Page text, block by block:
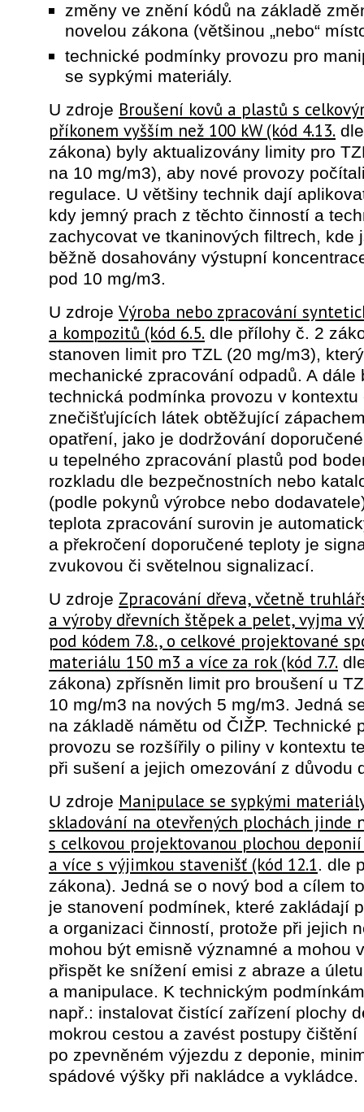
změny ve znění kódů na základě
novelou zákona (většinou „nebo“
technické podmínky provozu pro
se sypkými materiály.
U zdroje Broušení kovů a plastů s
příkonem vyšším než 100 kW (kód 4.13.
zákona) byly aktualizovány limity pro
na 10 mg/m3), aby nové provozy
regulace. U většiny technik dají
kdy jemný prach z těchto činností a
zachycovat ve tkaninových filtrech, kde
běžně dosahovány výstupní
pod 10 mg/m3.
U zdroje Výroba nebo zpracování
a kompozitů (kód 6.5. dle přílohy č. 2
stanoven limit pro TZL (20 mg/m3),
mechanické zpracování odpadů. A dále
technická podmínka provozu v
znečišťujících látek obtěžující
opatření, jako je dodržování
u tepelného zpracování plastů pod
rozkladu dle bezpečnostních nebo
(podle pokynů výrobce nebo
teplota zpracování surovin je
a překročení doporučené teploty je
zvukovou či světelnou signalizací.
U zdroje Zpracování dřeva, včetně
a výroby dřevních štěpek a pelet, vyjma
pod kódem 7.8., o celkové projektované
materiálu 150 m3 a více za rok (kód 7.7.
zákona) zpřísněn limit pro broušení u
10 mg/m3 na nových 5 mg/m3. Jedná
na základě námětu od ČIŽP. Technické
provozu se rozšířily o piliny v kontextu
při sušení a jejich omezování z důvodu
U zdroje Manipulace se sypkými
skladování na otevřených plochách jinde
s celkovou projektovanou plochou
a více s výjimkou stavenišť (kód 12.1 . dle
zákona). Jedná se o nový bod a cílem
je stanovení podmínek, které zakládají
a organizaci činností, protože při jejich
mohou být emisně významné a mohou
přispět ke snížení emisi z abraze a úletu
a manipulace. K technickým
např.: instalovat čistící zařízení plochy
mokrou cestou a zavést postupy čištění
po zpevněném výjezdu z deponie,
spádové výšky při nakládce a vykládce.